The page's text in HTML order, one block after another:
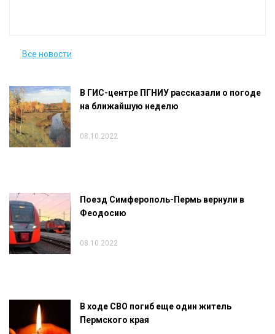
Все новости
В ГИС-центре ПГНИУ рассказали о погоде
на ближайшую неделю
08.10.2022
Поезд Симферополь-Пермь вернули в
Феодосию
08.10.2022
В ходе СВО погиб еще один житель
Пермского края